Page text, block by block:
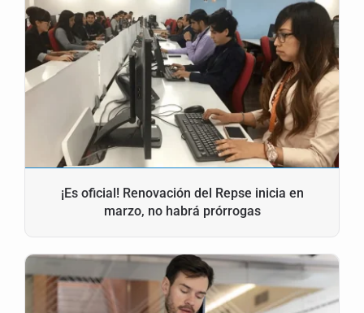
¡Es oficial! Renovación del Repse inicia en
marzo, no habrá prórrogas